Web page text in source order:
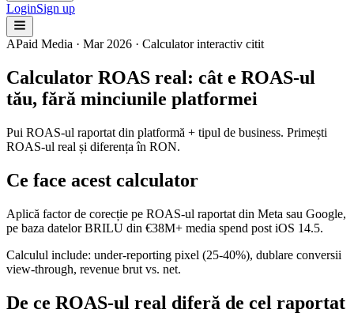
LoginSign up
APaid Media · Mar 2026 · Calculator interactiv citit
Calculator ROAS real: cât e ROAS-ul
tău, fără minciunile platformei
Pui ROAS-ul raportat din platformă + tipul de business. Primești
ROAS-ul real și diferența în RON.
Ce face acest calculator
Aplică factor de corecție pe ROAS-ul raportat din Meta sau Google,
pe baza datelor BRILU din €38M+ media spend post iOS 14.5.
Calculul include: under-reporting pixel (25-40%), dublare conversii
view-through, revenue brut vs. net.
De ce ROAS-ul real diferă de cel raportat